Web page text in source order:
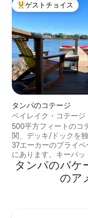
大好評のゲストチョイ
ゲストチョイス
タンパのコテージ
ベイレイク・コテージ
500平方フィートのコ
関、デッキ/ドックを
37エーカーのプライ
にあります。キーパ
場。キングサイズベ
1つ、クイーンソファ
燥機、Wi-Fi、スマー
タンパのバケ
のア